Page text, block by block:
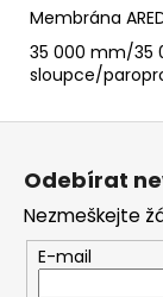
Membrána
35 000 mm/35
sloupce/
Z
Odebírat
Nezmeškejte
E-mail